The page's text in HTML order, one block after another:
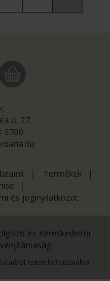
u. 27.
6700
| Termékek
|
|
és joginyilatkozat
és Kereskedelmi
lettek felhasználva.